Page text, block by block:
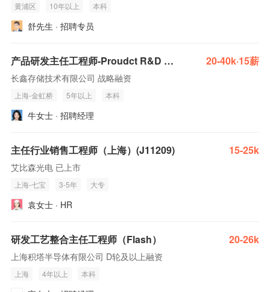
黄浦区 10年以上 本科
舒先生 · 招聘专员
产品研发主任工程师-Proudct R&D Staff Engineer 20-40k·15薪
长鑫存储技术有限公司 战略融资
上海-金虹桥 5年以上 本科
牛女士 · 招聘经理
主任行业销售工程师（上海）(J11209) 15-25k
艾比森光电 已上市
上海-七宝 3-5年 大专
袁女士 · HR
研发工艺整合主任工程师（Flash） 20-26k
上海积塔半导体有限公司 D轮及以上融资
上海 4年以上 本科